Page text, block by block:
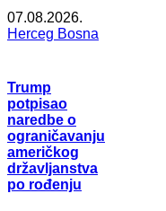
07.08.2026.
Herceg Bosna
Trump
potpisao
naredbe o
ograničavanju
američkog
državljanstva
po rođenju